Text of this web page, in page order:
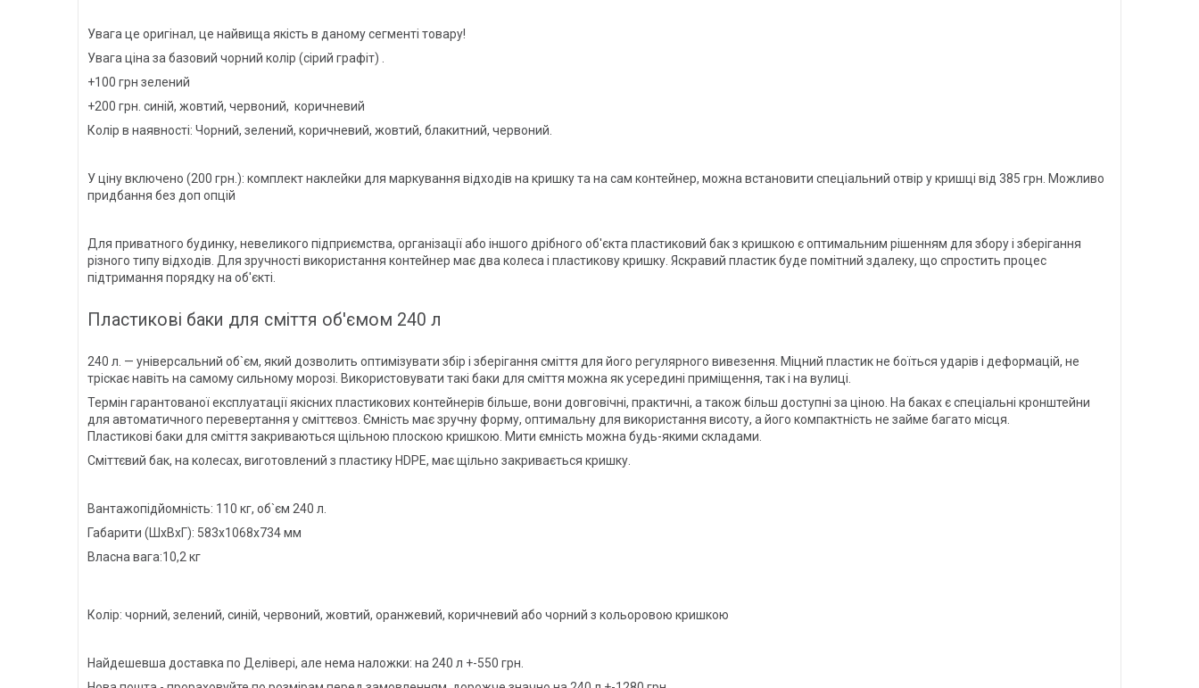
Увага це оригінал, це найвища якість в даному сегменті товару!
Увага ціна за базовий чорний колір (сірий графіт) .
+100 грн зелений
+200 грн. синій, жовтий, червоний, коричневий
Колір в наявності: Чорний, зелений, коричневий, жовтий, блакитний, червоний.
У ціну включено (200 грн.): комплект наклейки для маркування відходів на кришку та на сам контейнер, можна встановити спеціальний отвір у кришці від 385 грн. Можливо
придбання без доп опцій
Для приватного будинку, невеликого підприємства, організації або іншого дрібного об'єкта пластиковий бак з кришкою є оптимальним рішенням для збору і зберігання
різного типу відходів. Для зручності використання контейнер має два колеса і пластикову кришку. Яскравий пластик буде помітний здалеку, що спростить процес
підтримання порядку на об'єкті.
Пластикові баки для сміття об'ємом 240 л
240 л. — універсальний об`єм, який дозволить оптимізувати збір і зберігання сміття для його регулярного вивезення. Міцний пластик не боїться ударів і деформацій, не
тріскає навіть на самому сильному морозі. Використовувати такі баки для сміття можна як усередині приміщення, так і на вулиці.
Термін гарантованої експлуатації якісних пластикових контейнерів більше, вони довговічні, практичні, а також більш доступні за ціною. На баках є спеціальні кронштейни
для автоматичного перевертання у сміттєвоз. Ємність має зручну форму, оптимальну для використання висоту, а його компактність не займе багато місця.
Пластикові баки для сміття закриваються щільною плоскою кришкою. Мити ємність можна будь-якими складами.
Сміттєвий бак, на колесах, виготовлений з пластику HDPE, має щільно закривається кришку.
Вантажопідйомність: 110 кг, об`єм 240 л.
Габарити (ШхВхГ): 583х1068х734 мм
Власна вага:10,2 кг
Колір: чорний, зелений, синій, червоний, жовтий, оранжевий, коричневий або чорний з кольоровою кришкою
Найдешевша доставка по Делівері, але нема наложки: на 240 л +-550 грн.